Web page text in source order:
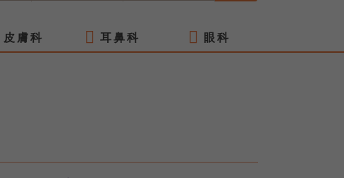
皮膚科 耳鼻科 眼科